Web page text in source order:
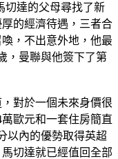
切達的父母尋找了新
的經濟待遇，三者合
，不出意外地，他最
，曼聯與他簽下了第
對於一個未來身價很
歐元和一套住房簡直
以內的優勢取得英超
切達就已經值回全部